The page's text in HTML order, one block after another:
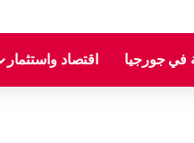
في جورجيا اقتصاد واستثمار